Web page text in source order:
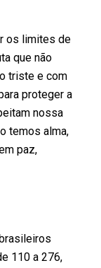
os limites de
que não
triste e com
proteger a
nossa
temos alma,
paz,
110 a 276,